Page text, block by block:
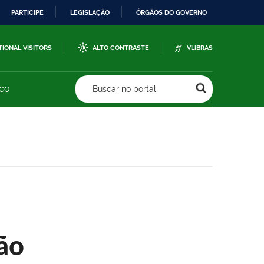
PARTICIPE LEGISLAÇÃO ÓRGÃOS DO GOVERNO
VISITORS ALTO CONTRASTE VLIBRAS
Buscar no portal